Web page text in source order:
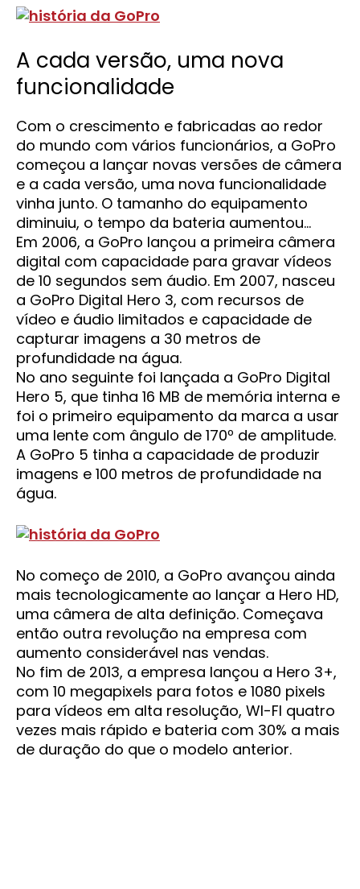
A cada versão, uma nova
funcionalidade
Com o crescimento e fabricadas ao redor
do mundo com vários funcionários, a GoPro
começou a lançar novas versões de câmera
e a cada versão, uma nova funcionalidade
vinha junto. O tamanho do equipamento
diminuiu, o tempo da bateria aumentou…
Em 2006, a GoPro lançou a primeira câmera
digital com capacidade para gravar vídeos
de 10 segundos sem áudio. Em 2007, nasceu
a GoPro Digital Hero 3, com recursos de
vídeo e áudio limitados e capacidade de
capturar imagens a 30 metros de
profundidade na água.
No ano seguinte foi lançada a GoPro Digital
Hero 5, que tinha 16 MB de memória interna e
foi o primeiro equipamento da marca a usar
uma lente com ângulo de 170º de amplitude.
A GoPro 5 tinha a capacidade de produzir
imagens e 100 metros de profundidade na
água.
No começo de 2010, a GoPro avançou ainda
mais tecnologicamente ao lançar a Hero HD,
uma câmera de alta definição. Começava
então outra revolução na empresa com
aumento considerável nas vendas.
No fim de 2013, a empresa lançou a Hero 3+,
com 10 megapixels para fotos e 1080 pixels
para vídeos em alta resolução, WI-FI quatro
vezes mais rápido e bateria com 30% a mais
de duração do que o modelo anterior.